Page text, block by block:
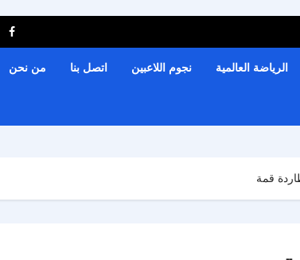
الرياضة العالمية نجوم اللاعبين اتصل بنا من نحن